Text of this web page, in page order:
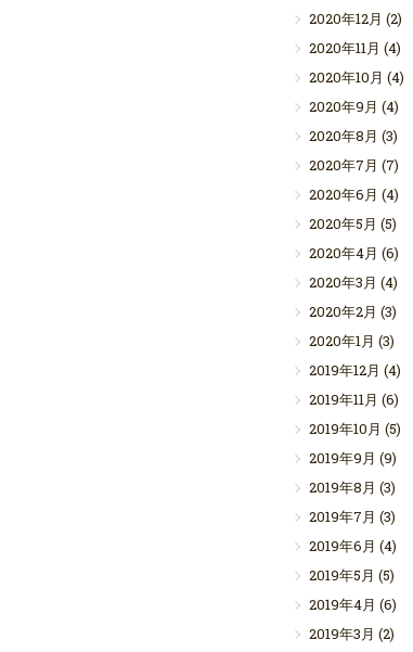
2020年12月 (2)
2020年11月 (4)
2020年10月 (4)
2020年9月 (4)
2020年8月 (3)
2020年7月 (7)
2020年6月 (4)
2020年5月 (5)
2020年4月 (6)
2020年3月 (4)
2020年2月 (3)
2020年1月 (3)
2019年12月 (4)
2019年11月 (6)
2019年10月 (5)
2019年9月 (9)
2019年8月 (3)
2019年7月 (3)
2019年6月 (4)
2019年5月 (5)
2019年4月 (6)
2019年3月 (2)